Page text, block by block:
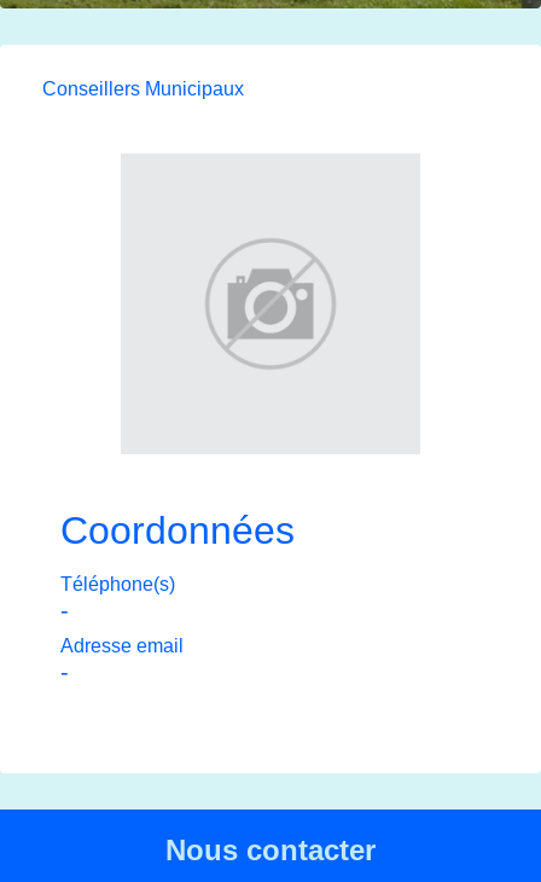
Conseillers Municipaux
Coordonnées
Téléphone(s)
-
Adresse email
-
Nous contacter